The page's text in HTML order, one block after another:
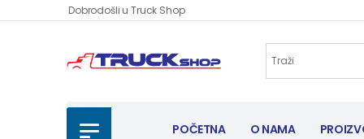
Dobrodošli u Truck Shop
POČETNA O NAMA